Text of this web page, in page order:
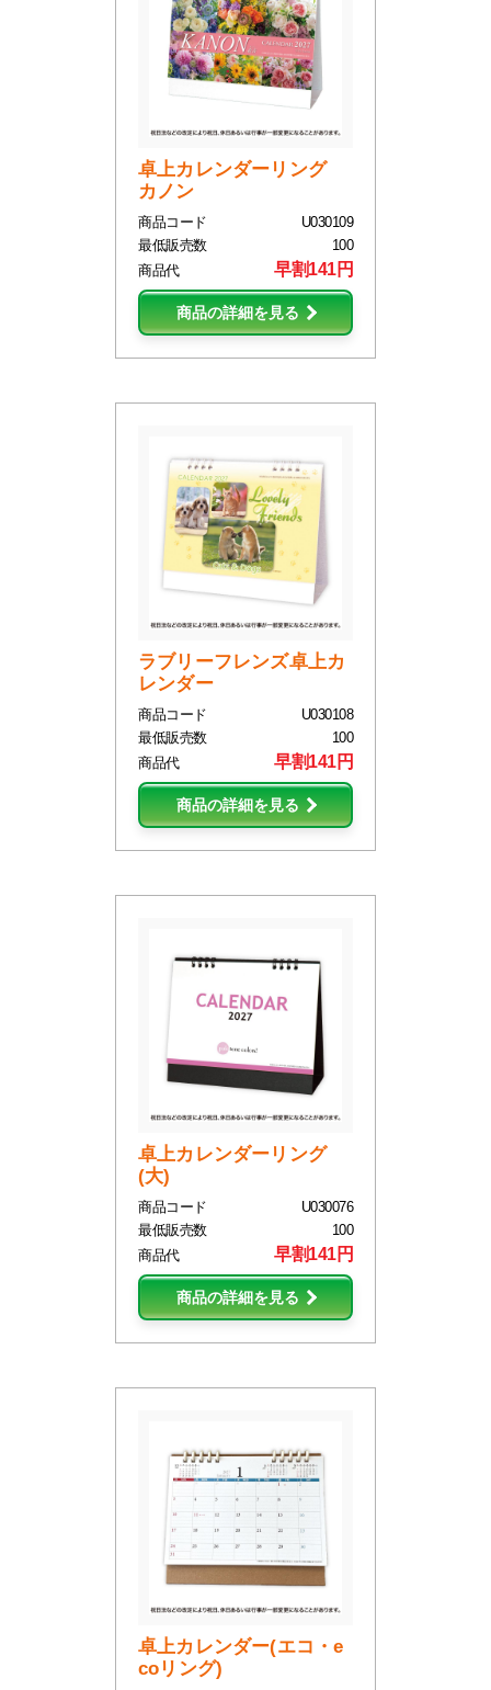
卓上カレンダーリング
カノン
商品コード
U030109
最低販売数
100
商品代
早割141円
商品の詳細を見る
ラブリーフレンズ卓上カ
レンダー
商品コード
U030108
最低販売数
100
商品代
早割141円
商品の詳細を見る
卓上カレンダーリング
(大)
商品コード
U030076
最低販売数
100
商品代
早割141円
商品の詳細を見る
卓上カレンダー(エコ・e
coリング)